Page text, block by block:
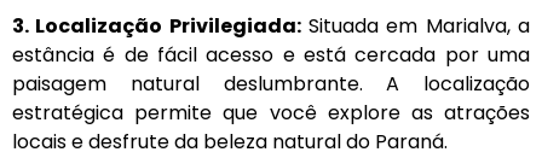
3. Localização Privilegiada:Situada em Marialva, a
estância é de fácil acesso e está cercada por uma
paisagem natural deslumbrante. A localização
estratégica permite que você explore as atrações
locais e desfrute da beleza natural do Paraná.